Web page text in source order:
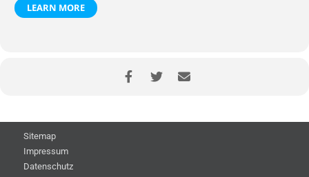
LEARN MORE
Sitemap
Impressum
Datenschutz